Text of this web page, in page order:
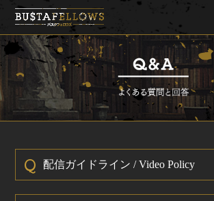
Q 配信ガイドライン / Video Policy